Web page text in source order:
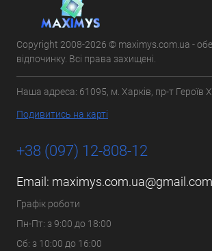
Copyright 2008-2026 © maximys.com.ua -
відпочинку. Всі права захищені.
Наша адреса: 61095, м. Харків, пр-т Героїв
Подивитись на карті
+38 (097) 12-808-12
Email: maximys.com.ua@gmail.com
Графік роботи
Пн-Пт: з 9:00 до 18:00
Сб: з 10:00 до 16:00